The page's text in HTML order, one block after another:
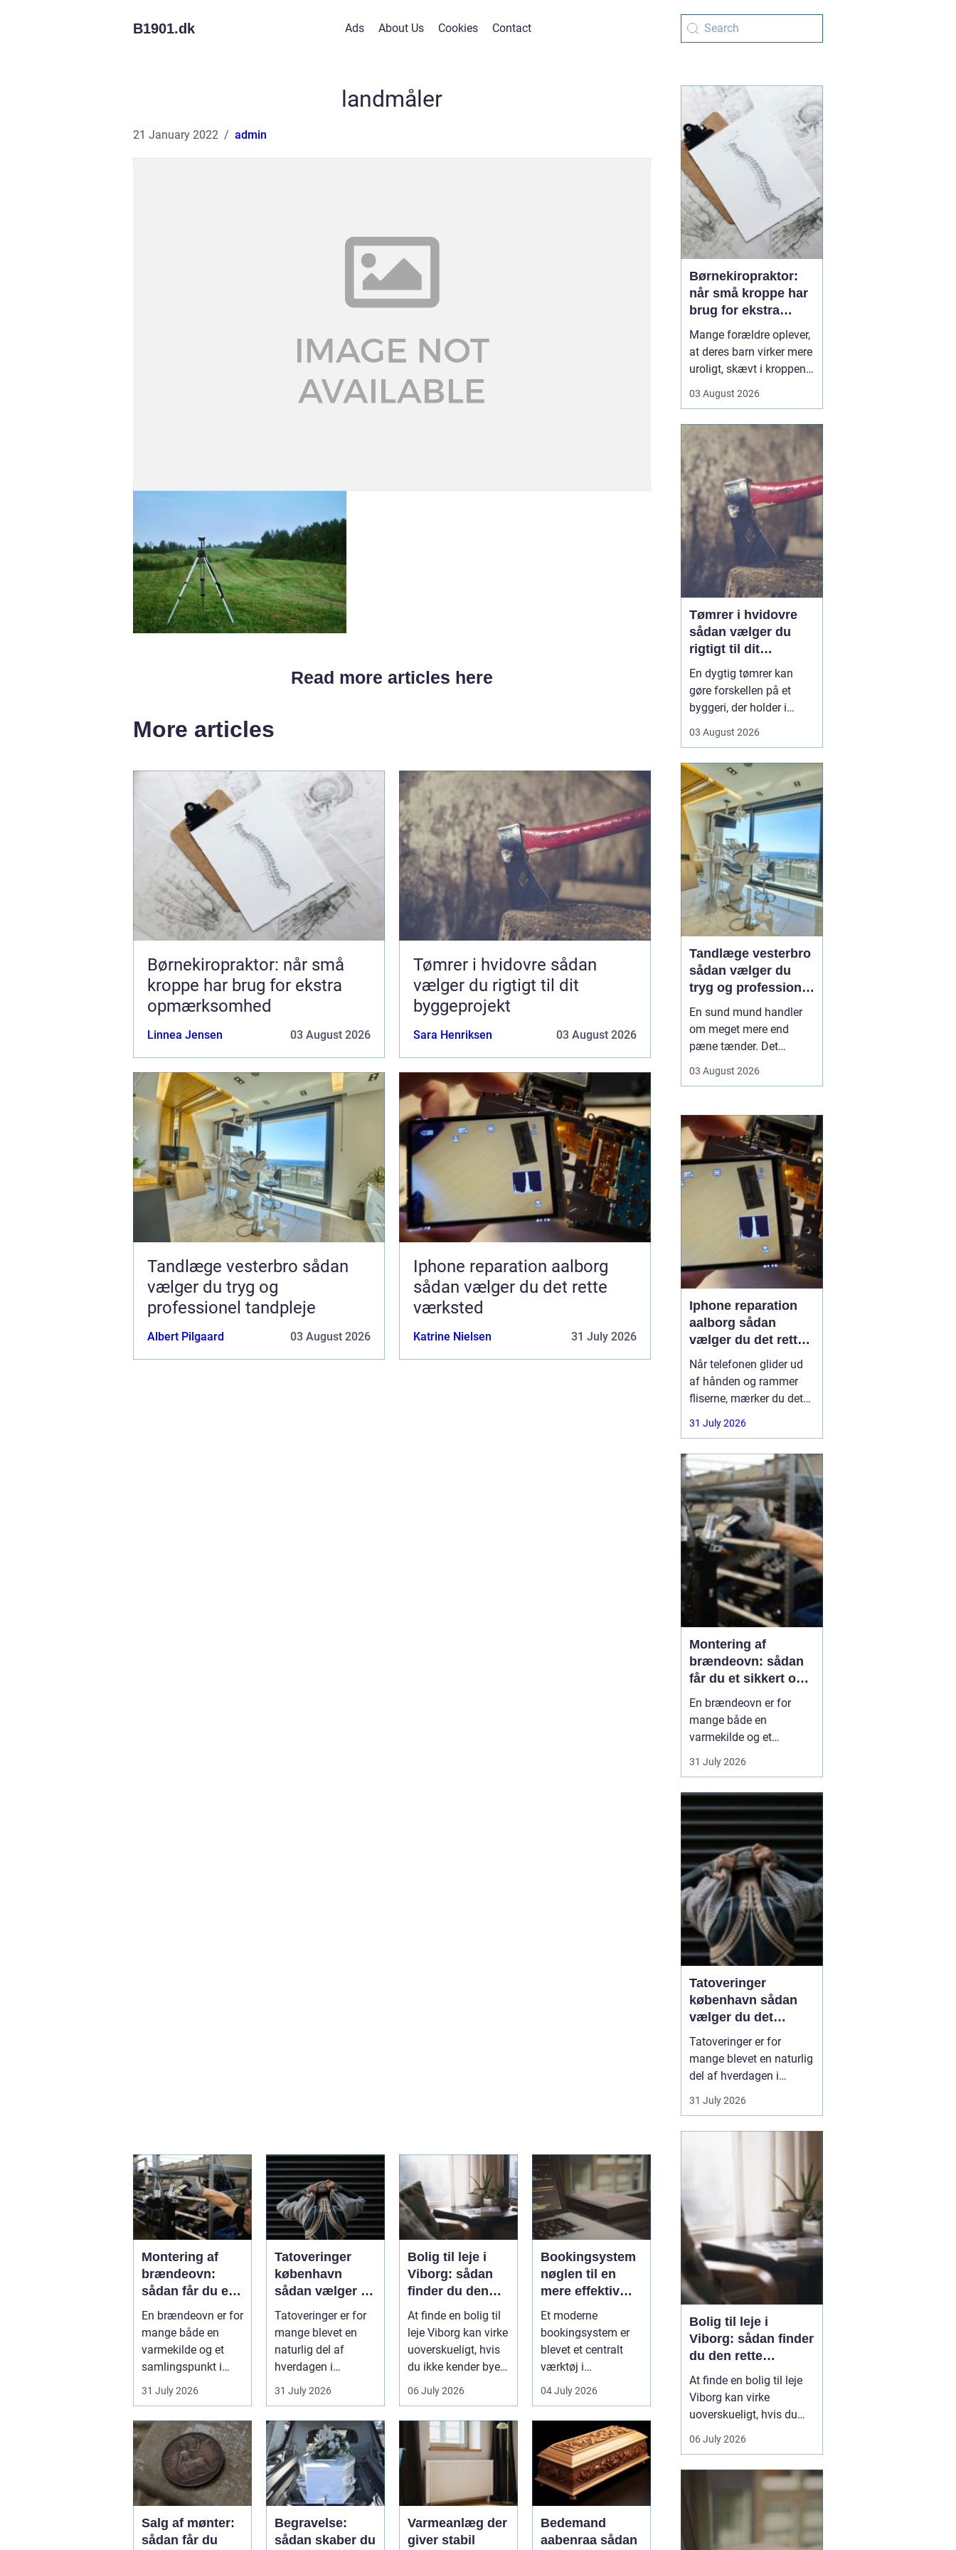
B1901.dk Ads About Us Cookies Contact
landmåler
21 January 2022 admin
Read more articles here
More articles
Børnekiropraktor: når små
kroppe har brug for ekstra
opmærksomhed
Linnea Jensen 03 August 2026
Tømrer i hvidovre sådan
vælger du rigtigt til dit
byggeprojekt
Sara Henriksen 03 August 2026
Tandlæge vesterbro sådan
vælger du tryg og
professionel tandpleje
Albert Pilgaard 03 August 2026
Iphone reparation aalborg
sådan vælger du det rette
værksted
Katrine Nielsen 31 July 2026
Montering af
brændeovn:
sådan får du et
sikkert og smukt
resultat
En brændeovn er for
mange både en
varmekilde og et
samlingspunkt i
hjemmet.
Flammerne gi...
31 July 2026
Tatoveringer
københavn
sådan vælger du
det rigtige
Tatoveringer er for
mange blevet en
naturlig del af
hverdagen i
København. Byen er
fyldt med dygtige...
31 July 2026
Bolig til leje i
Viborg: sådan
finder du den
rette lejlighed
At finde en bolig til
leje Viborg kan virke
uoverskueligt, hvis
du ikke kender byen
eller det lokale...
06 July 2026
Bookingsystem
nøglen til en
mere effektiv
klinikhverdag
Et moderne
bookingsystem er
blevet et centralt
værktøj i
sundhedssektoren.
Klinikker, praksis og
beh...
04 July 2026
Salg af mønter:
sådan får du
Begravelse:
sådan skaber du
Varmeanlæg der
giver stabil
Bedemand
aabenraa sådan
Børnekiropraktor:
når små kroppe har
brug for ekstra
opmærksomhed
Mange forældre oplever,
at deres barn virker mere
uroligt, skævt i kroppen
uden at der er en klar
børnekiropraktor være en
mulighed. En kiropraktor
med særlig erfaring i...
03 August 2026
Tømrer i hvidovre
sådan vælger du
rigtigt til dit
byggeprojekt
En dygtig tømrer kan
gøre forskellen på et
byggeri, der holder i
giver dig problemer igen
efter en tømrer i
Hvidovre, handler det
derfor ikke kun om pris.
Det handler om kvalitet,
tryghed og gode løsni...
03 August 2026
Tandlæge vesterbro
sådan vælger du
tryg og professionel
tandpleje
En sund mund handler
om meget mere end
pæne tænder. Det
hverdag, din selvtillid og
duleder efter tandlæge
vesterbro, møder du
derfor mange
valgmuligheder m...
03 August 2026
Iphone reparation
aalborg sådan
vælger du det rette
værksted
Når telefonen glider ud
af hånden og rammer
fliserne, mærker du det
med det samme.
Skærmen splintrer, lyden
står af midt på dagen.
For mange i Aalborg er
mobilen helt central i
både arbejde, studie og
hverdag. Derfor
31 July 2026
Montering af
brændeovn: sådan
får du et sikkert og
smukt resultat
En brændeovn er for
mange både en
varmekilde og et
samlingspunkt i
hjemmet. Flammerne
mærkes i hele rummet.
Men montering af
brændeovn er ikke noget,
man bør kaste sig ud i
uden viden og
planl&ae...
31 July 2026
Tatoveringer
københavn sådan
vælger du det
rigtige studie
Tatoveringer er for
mange blevet en naturlig
del af hverdagen i
København. Byen er fyldt
med dygtige artister,
spænder vidt. Når man
31 July 2026
Bolig til leje i
Viborg: sådan finder
du den rette
lejlighed
At finde en bolig til leje
Viborg kan virke
uoverskueligt, hvis du
ikke kender byen eller det
lokale boligmarked. Der
priserne varierer, og
områderne har hver
deres særpræg. Med en
klar plan, lidt viden om
06 July 2026